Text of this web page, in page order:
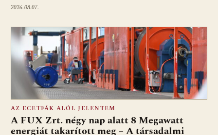
2026.08.07.
AZ ECETFÁK ALÓL JELENTEM
A FUX Zrt. négy nap alatt 8 Megawatt
energiát takarított meg – A társadalmi